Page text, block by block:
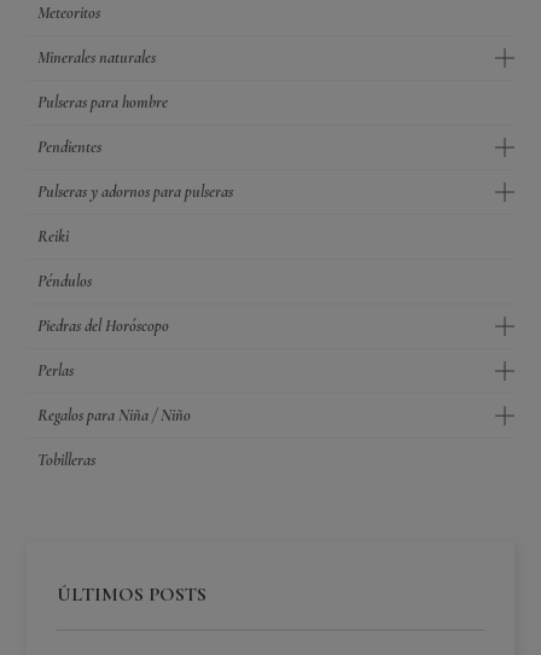
Meteoritos
Minerales naturales
Pulseras para hombre
Pendientes
Pulseras y adornos para pulseras
Reiki
Péndulos
Piedras del Horóscopo
Perlas
Regalos para Niña / Niño
Tobilleras
ÚLTIMOS POSTS